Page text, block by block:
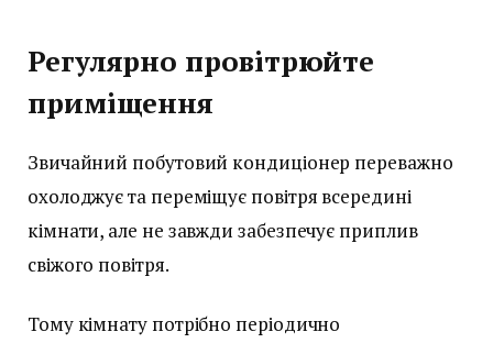
Регулярно провітрюйте
приміщення
Звичайний побутовий кондиціонер переважно
охолоджує та переміщує повітря всередині
кімнати, але не завжди забезпечує приплив
свіжого повітря.
Тому кімнату потрібно періодично